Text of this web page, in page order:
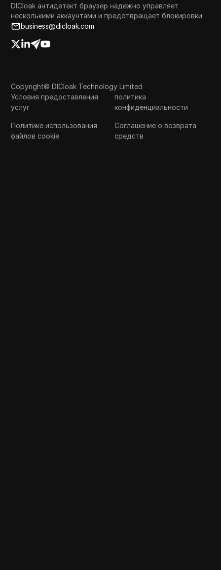
DICloak антидетект браузер надежно управляет
несколькими аккаунтами и предотвращает блокировки
business@dicloak.com
Copyright© DICloak Technology Limited
Условия предоставления
услуг
политика
конфиденциальности
Политике использования
файлов cookie
Соглашение о возврата
средств